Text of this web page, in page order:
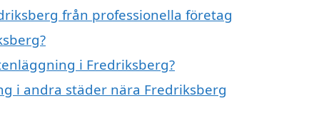
från professionella företag
i Fredriksberg?
i andra städer nära Fredriksberg